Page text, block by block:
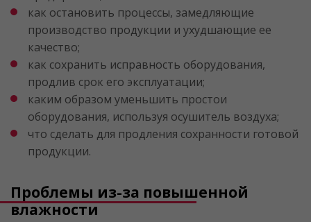
как остановить процессы, замедляющие
производство продукции и ухудшающие ее
качество;
как сохранить исправность оборудования,
продлив срок его эксплуатации;
каким образом уменьшить простои
оборудования, используя осушитель воздуха;
что сделать для продления сохранности готовой
продукции.
Проблемы из-за повышенной
влажности